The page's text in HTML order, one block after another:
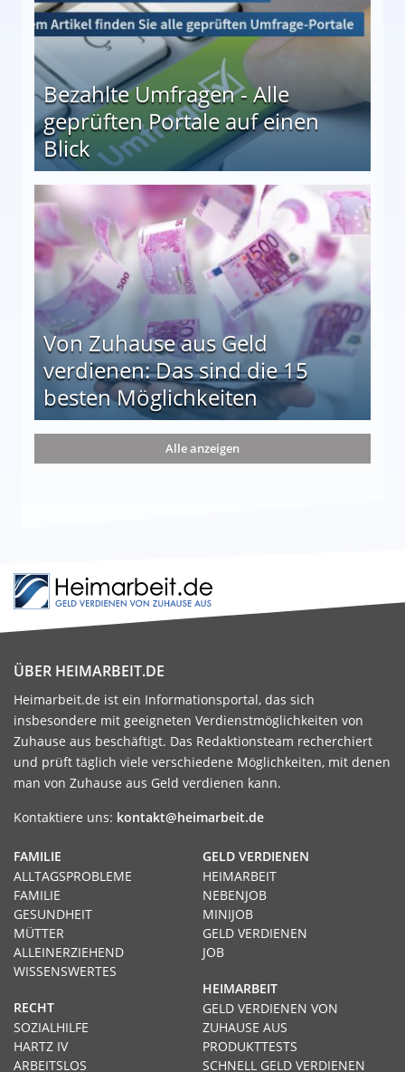
Bezahlte Umfragen - Alle
geprüften Portale auf einen
Blick
auf einen Blick
Von Zuhause aus Geld
verdienen: Das sind die 15
besten Möglichkeiten
die 15 besten Möglichkeiten
Alle anzeigen
ÜBER HEIMARBEIT.DE
Heimarbeit.de ist ein Informationsportal, das sich
insbesondere mit geeigneten Verdienstmöglichkeiten von
Zuhause aus beschäftigt. Das Redaktionsteam recherchiert
und prüft täglich viele verschiedene Möglichkeiten, mit denen
man von Zuhause aus Geld verdienen kann.
Kontaktiere uns: kontakt@heimarbeit.de
GELD VERDIENEN
HEIMARBEIT
NEBENJOB
MINIJOB
GELD VERDIENEN
JOB
HEIMARBEIT
GELD VERDIENEN VON
ZUHAUSE AUS
PRODUKTTESTS
SCHNELL GELD VERDIENEN
FAMILIE
ALLTAGSPROBLEME
FAMILIE
GESUNDHEIT
MÜTTER
ALLEINERZIEHEND
WISSENSWERTES
RECHT
SOZIALHILFE
HARTZ IV
ARBEITSLOS